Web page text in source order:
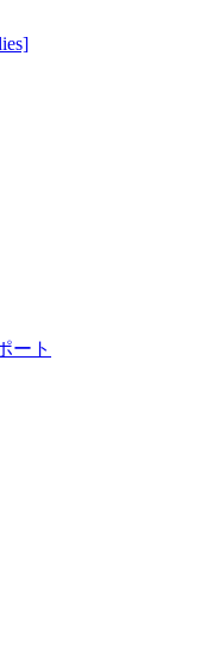
ート